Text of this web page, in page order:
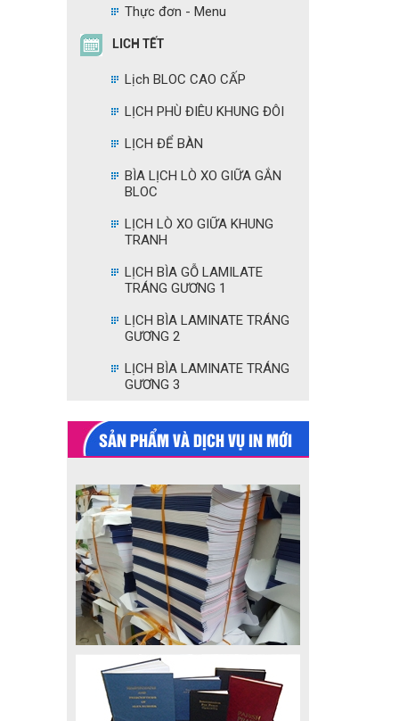
Thực đơn - Menu
LICH TẾT
Lịch BLOC CAO CẤP
LỊCH PHÙ ĐIÊU KHUNG ĐÔI
LỊCH ĐỂ BÀN
BÌA LỊCH LÒ XO GIỮA GẮN
BLOC
LỊCH LÒ XO GIỮA KHUNG
TRANH
LỊCH BÌA GỖ LAMILATE
TRÁNG GƯƠNG 1
LỊCH BÌA LAMINATE TRÁNG
GƯƠNG 2
LỊCH BÌA LAMINATE TRÁNG
GƯƠNG 3
SẢN PHẨM VÀ DỊCH VỤ IN MỚI